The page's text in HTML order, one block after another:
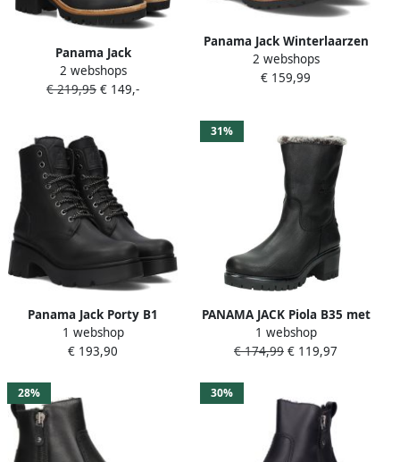
Panama Jack
POLET~B1~~~~~~~~~~~~~~~~~~~~~~
SnowbootsGevoerde
2 webshops
€ 219,95 € 149,-
Panama Jack Winterlaarzen
lace-up boots ankle boots
with logo embossing
2 webshops
€ 159,99
Panama Jack Porty B1
Veterboots Laarzen Met
Veters Dames Zwart
1 webshop
€ 193,90
31%
PANAMA JACK Piola B35 met
warme voering Zwart Leer
Bont Dames
1 webshop
€ 174,99 € 119,97
28% 30%